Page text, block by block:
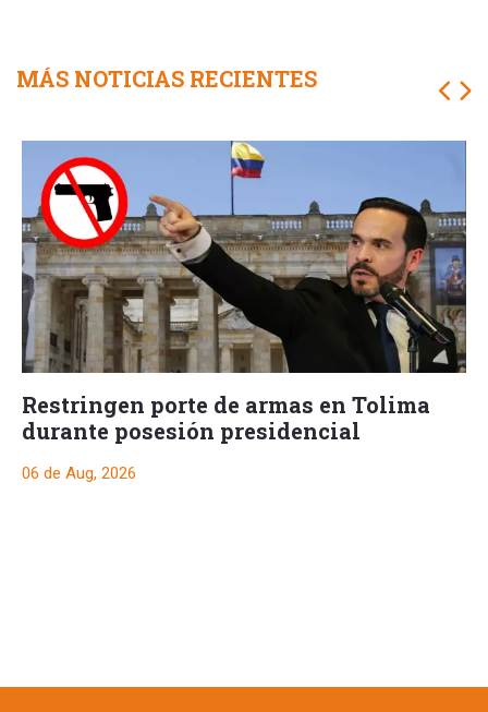
MÁS NOTICIAS RECIENTES
Restringen porte de armas en Tolima
durante posesión presidencial
06 de Aug, 2026